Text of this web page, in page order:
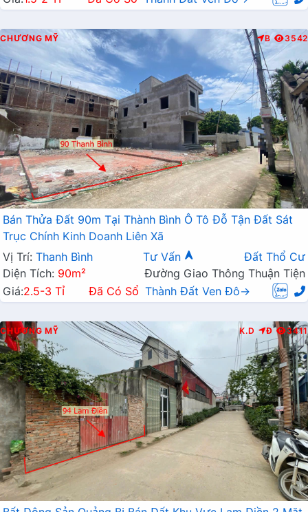
CHƯƠNG MỸ B 3542
Bán Thửa Đất 90m Tại Thành Bình Ô Tô Đỗ Tận Đất Sát
Trục Chính Kinh Doanh Liên Xã
Vị Trí: Thanh Bình Tư Vấn
Đất Thổ Cư
Diện Tích: 90m²
Đường Giao Thông Thuận Tiện
Giá:2.5-3 Tỉ Đã Có Sổ Thành Đất Ven Đô→
CHƯƠNG MỸ K.D Đ 3411